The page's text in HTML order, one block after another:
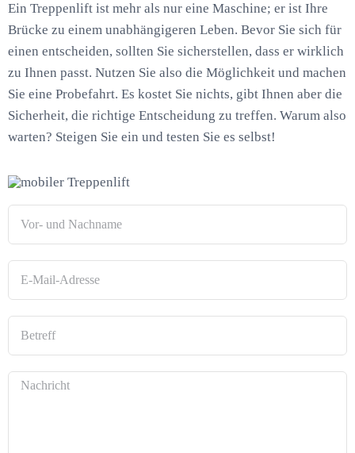
Ein Treppenlift ist mehr als nur eine Maschine; er ist Ihre
Brücke zu einem unabhängigeren Leben. Bevor Sie sich für
einen entscheiden, sollten Sie sicherstellen, dass er wirklich
zu Ihnen passt. Nutzen Sie also die Möglichkeit und machen
Sie eine Probefahrt. Es kostet Sie nichts, gibt Ihnen aber die
Sicherheit, die richtige Entscheidung zu treffen. Warum also
warten? Steigen Sie ein und testen Sie es selbst!